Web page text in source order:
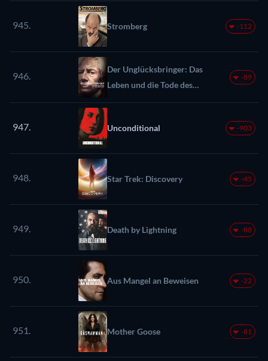
945. Stromberg -112
946.
Der Unglücksbringer: Das
Leben und die Tode des
Robert Durst
-89
947. Unconditional -903
948. Star Trek: Discovery -45
949. Death by Lightning -88
950. Aus Mangel an Beweisen -22
951. Mother Goose -81